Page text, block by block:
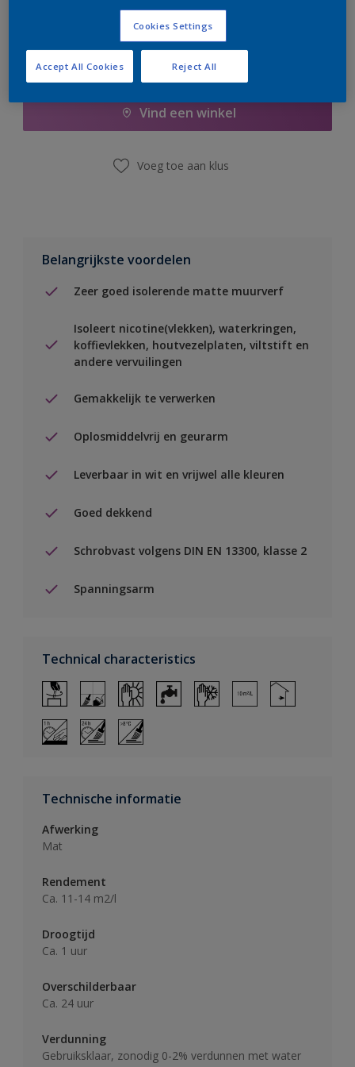
Boodschappenlijst
Vind een winkel
Voeg toe aan klus
Belangrijkste voordelen
Zeer goed isolerende matte muurverf
Isoleert nicotine(vlekken), waterkringen,
koffievlekken, houtvezelplaten, viltstift en
andere vervuilingen
Gemakkelijk te verwerken
Oplosmiddelvrij en geurarm
Leverbaar in wit en vrijwel alle kleuren
Goed dekkend
Schrobvast volgens DIN EN 13300, klasse 2
Spanningsarm
Technical characteristics
Technische informatie
Afwerking
Mat
Rendement
Ca. 11-14 m2/l
Droogtijd
Ca. 1 uur
Overschilderbaar
Ca. 24 uur
Verdunning
Gebruiksklaar, zonodig 0-2% verdunnen met water
Cookies Settings
Reject All
Accept All Cookies